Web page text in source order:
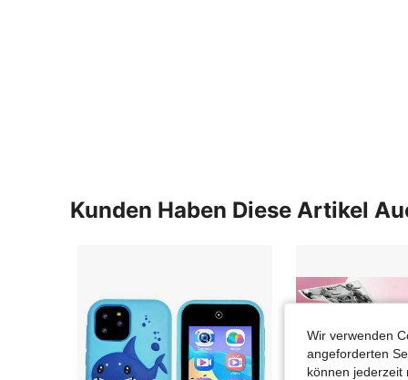
Kunden Haben Diese Artikel
Wir verwenden
angeforderten
können jederzeit